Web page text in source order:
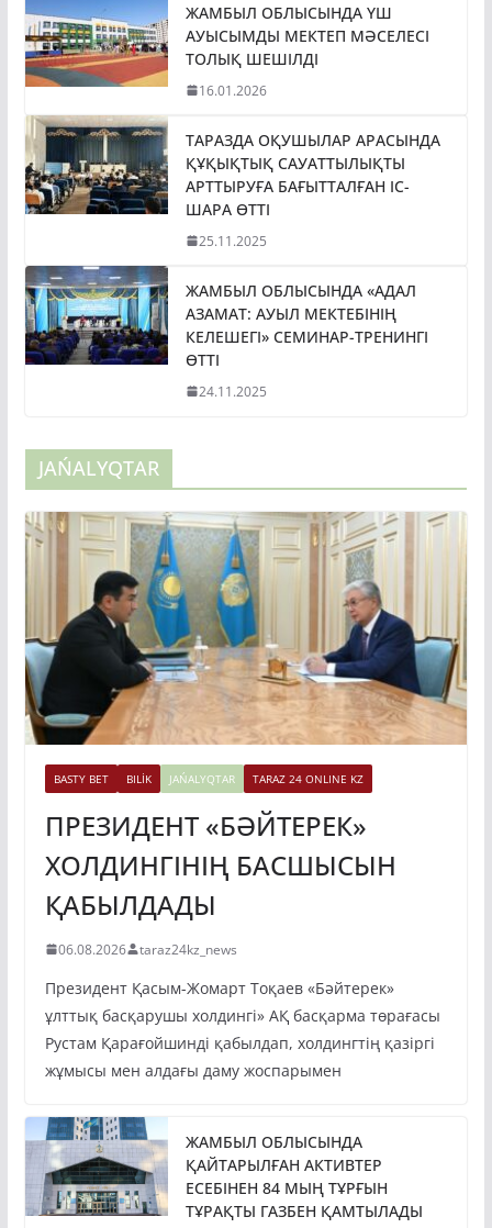
ЖАМБЫЛ ОБЛЫСЫНДА ҮШ
АУЫСЫМДЫ МЕКТЕП МӘСЕЛЕСІ
ТОЛЫҚ ШЕШІЛДІ
16.01.2026
ТАРАЗДА ОҚУШЫЛАР АРАСЫНДА
ҚҰҚЫҚТЫҚ САУАТТЫЛЫҚТЫ
АРТТЫРУҒА БАҒЫТТАЛҒАН ІС-
ШАРА ӨТТІ
25.11.2025
ЖАМБЫЛ ОБЛЫСЫНДА «АДАЛ
АЗАМАТ: АУЫЛ МЕКТЕБІНІҢ
КЕЛЕШЕГІ» СЕМИНАР-ТРЕНИНГІ
ӨТТІ
24.11.2025
JAŃALYQTAR
BASTY BET BILİK JAŃALYQTAR TARAZ 24 ONLINE KZ
ПРЕЗИДЕНТ «БӘЙТЕРЕК»
ХОЛДИНГІНІҢ БАСШЫСЫН
ҚАБЫЛДАДЫ
06.08.2026 taraz24kz_news
Президент Қасым-Жомарт Тоқаев «Бәйтерек»
ұлттық басқарушы холдингі» АҚ басқарма төрағасы
Рустам Қарағойшинді қабылдап, холдингтің қазіргі
жұмысы мен алдағы даму жоспарымен
ЖАМБЫЛ ОБЛЫСЫНДА
ҚАЙТАРЫЛҒАН АКТИВТЕР
ЕСЕБІНЕН 84 МЫҢ ТҰРҒЫН
ТҰРАҚТЫ ГАЗБЕН ҚАМТЫЛАДЫ